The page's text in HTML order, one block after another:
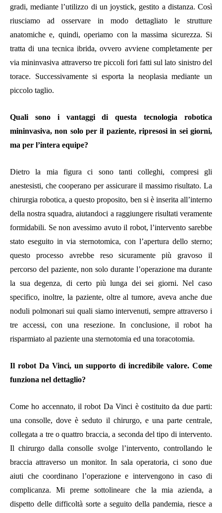
gradi, mediante l’utilizzo di un joystick, gestito a distanza. Così
riusciamo ad osservare in modo dettagliato le strutture
anatomiche e, quindi, operiamo con la massima sicurezza. Si
tratta di una tecnica ibrida, ovvero avviene completamente per
via mininvasiva attraverso tre piccoli fori fatti sul lato sinistro del
torace. Successivamente si esporta la neoplasia mediante un
piccolo taglio.
Quali sono i vantaggi di questa tecnologia robotica
mininvasiva, non solo per il paziente, ripresosi in sei giorni,
ma per l’intera equipe?
Dietro la mia figura ci sono tanti colleghi, compresi gli
anestesisti, che cooperano per assicurare il massimo risultato. La
chirurgia robotica, a questo proposito, ben si è inserita all’interno
della nostra squadra, aiutandoci a raggiungere risultati veramente
formidabili. Se non avessimo avuto il robot, l’intervento sarebbe
stato eseguito in via sternotomica, con l’apertura dello sterno;
questo processo avrebbe reso sicuramente più gravoso il
percorso del paziente, non solo durante l’operazione ma durante
la sua degenza, di certo più lunga dei sei giorni. Nel caso
specifico, inoltre, la paziente, oltre al tumore, aveva anche due
noduli polmonari sui quali siamo intervenuti, sempre attraverso i
tre accessi, con una resezione. In conclusione, il robot ha
risparmiato al paziente una sternotomia ed una toracotomia.
Il robot Da Vinci, un supporto di incredibile valore. Come
funziona nel dettaglio?
Come ho accennato, il robot Da Vinci è costituito da due parti:
una consolle, dove è seduto il chirurgo, e una parte centrale,
collegata a tre o quattro braccia, a seconda del tipo di intervento.
Il chirurgo dalla consolle svolge l’intervento, controllando le
braccia attraverso un monitor. In sala operatoria, ci sono due
aiuti che coordinano l’operazione e intervengono in caso di
complicanza. Mi preme sottolineare che la mia azienda, a
dispetto delle difficoltà sorte a seguito della pandemia, riesce a